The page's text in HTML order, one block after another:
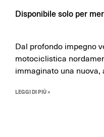
Disponibile solo per
Dal profondo impegno
motociclistica
immaginato una nuova,
LEGGI DI PIÙ >